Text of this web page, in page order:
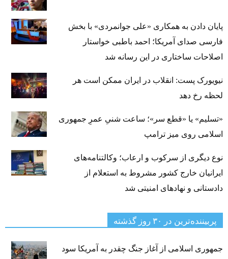
پایان دادن به همکاری «علی جوانمردی» با بخش
فارسی صدای آمریکا؛ احمد باطبی خواستار
اصلاحات ساختاری در این رسانه شد
نیویورک پست: انقلاب در ایران ممکن است هر
لحظه رخ دهد
«تسلیم» یا «قطع سر»؛ ساعت شنیِ عمرِ جمهوری
اسلامی روی میز ترامپ
نوع دیگری از سرکوب و ارعاب؛ وکالتنامه‌های
ایرانیان خارج کشور مشروط به استعلام از
دادستانی و نهادهای امنیتی شد
پربیننده‌ترین‌ در ۳۰ روز گذشته
جمهوری اسلامی از آغاز جنگ چقدر به آمریکا سود